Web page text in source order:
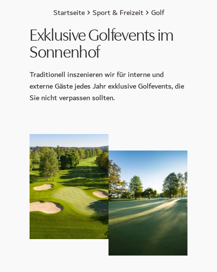
Massage & Beauty
Medical Spa
CoolSculpting
Sport & Freizeit
Golf
Fitnessstudio
Aktiv in der Natur
Feiern & Tagen
Hochzeit
Räumlichkeiten
Tagungszentrum INSPIRA
Startseite Sport & Freizeit Golf
Exklusive Golfevents im
Sonnenhof
Traditionell inszenieren wir für interne und
externe Gäste jedes Jahr exklusive Golfevents, die
Sie nicht verpassen sollten.